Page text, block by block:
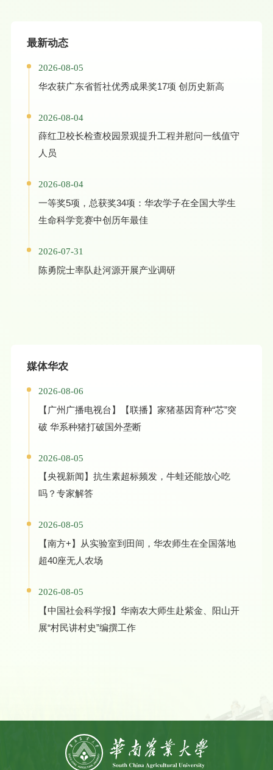
最新动态
2026-08-05
华农获广东省哲社优秀成果奖17项 创历史新高
2026-08-04
薛红卫校长检查校园景观提升工程并慰问一线值守
人员
2026-08-04
一等奖5项，总获奖34项：华农学子在全国大学生
生命科学竞赛中创历年最佳
2026-07-31
陈勇院士率队赴河源开展产业调研
媒体华农
2026-08-06
【广州广播电视台】【联播】家猪基因育种“芯”突
破 华系种猪打破国外垄断
2026-08-05
【央视新闻】抗生素超标频发，牛蛙还能放心吃
吗？专家解答
2026-08-05
【南方+】从实验室到田间，华农师生在全国落地
超40座无人农场
2026-08-05
【中国社会科学报】华南农大师生赴紫金、阳山开
展“村民讲村史”编撰工作